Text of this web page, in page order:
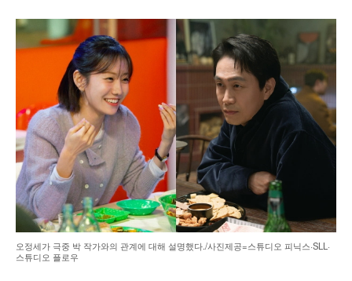
오정세가 극중 박 작가와의 관계에 대해 설명했다./사진제공=스튜디오 피닉스·SLL·
스튜디오 플로우